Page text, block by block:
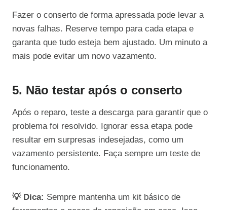
Fazer o conserto de forma apressada pode levar a
novas falhas. Reserve tempo para cada etapa e
garanta que tudo esteja bem ajustado. Um minuto a
mais pode evitar um novo vazamento.
5. Não testar após o conserto
Após o reparo, teste a descarga para garantir que o
problema foi resolvido. Ignorar essa etapa pode
resultar em surpresas indesejadas, como um
vazamento persistente. Faça sempre um teste de
funcionamento.
💡 Dica: Sempre mantenha um kit básico de